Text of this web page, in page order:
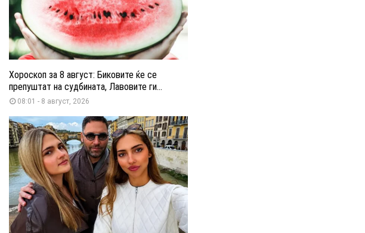
Хороскоп за 8 август: Биковите ќе се
препуштат на судбината, Лавовите ги...
08:01 - 8 август, 2026